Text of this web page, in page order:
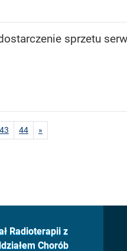
sprzetu
strony
Przejdź do strony
43 Przejdź do strony
44 »
Radioterapii z
Chorób